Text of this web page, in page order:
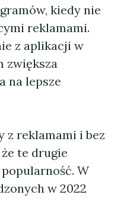
kiedy nie
reklamami.
z aplikacji w
zwiększa
na lepsze
z reklamami i bez
te drugie
W
w 2022